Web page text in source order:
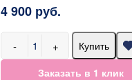
4 900 руб.
- +
Купить
Заказать в 1 клик